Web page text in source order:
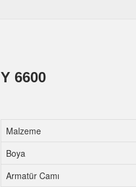
Y 6600
Malzeme
Boya
Armatür Camı